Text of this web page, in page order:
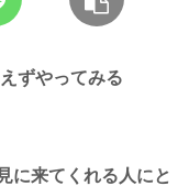
ずやってみる
に来てくれる人にと